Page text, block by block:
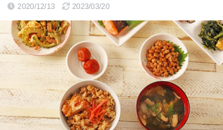
2020/12/13 2023/03/20